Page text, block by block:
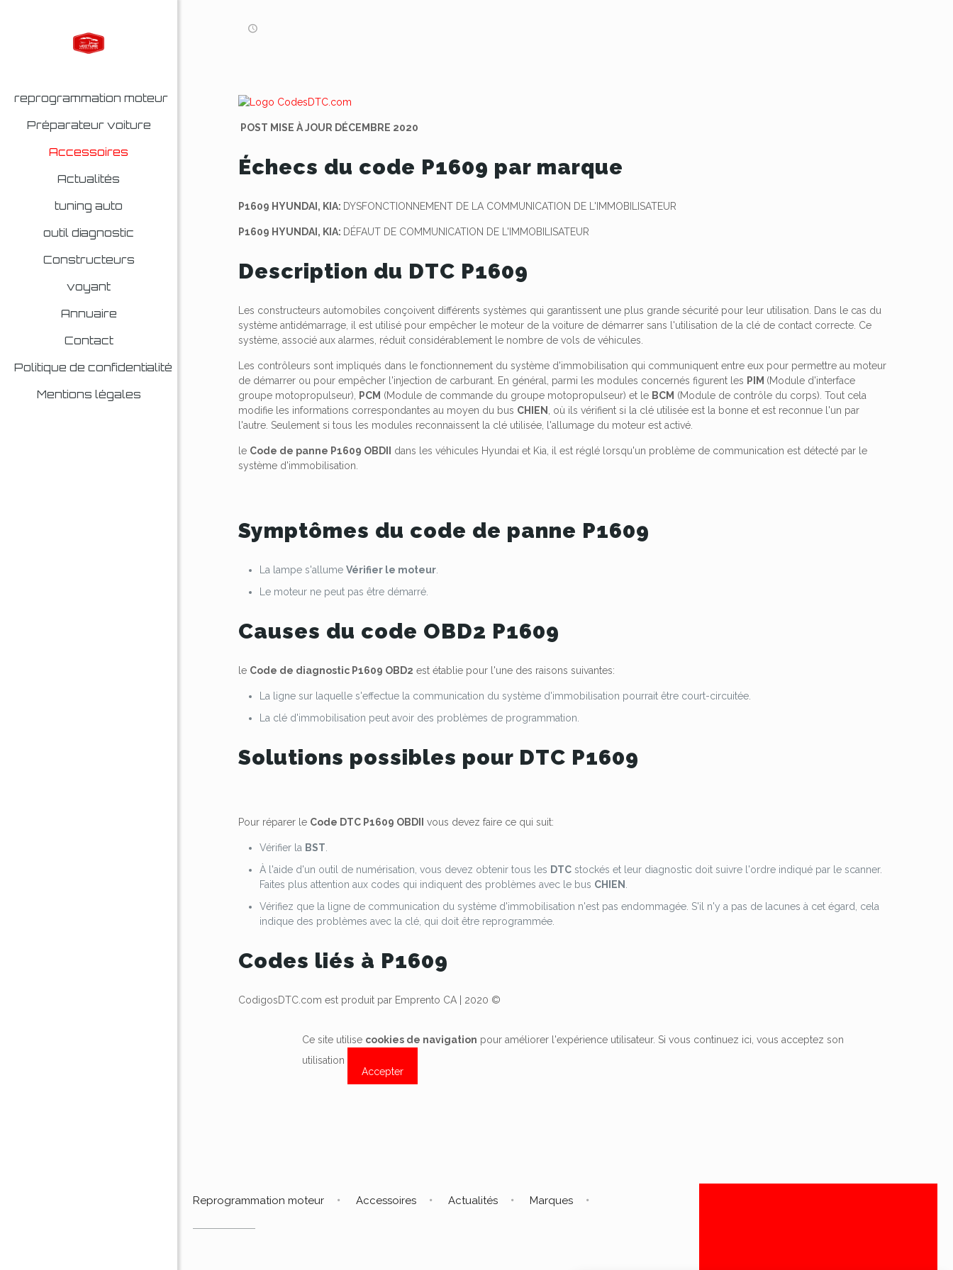
reprogrammation moteur
Préparateur voiture
Accessoires
Actualités
tuning auto
outil diagnostic
Constructeurs
voyant
Annuaire
Contact
Politique de confidentialité
Mentions légales
POST MISE À JOUR DÉCEMBRE 2020
Échecs du code P1609 par marque
P1609 HYUNDAI, KIA: DYSFONCTIONNEMENT DE LA COMMUNICATION DE L'IMMOBILISATEUR
P1609 HYUNDAI, KIA: DÉFAUT DE COMMUNICATION DE L'IMMOBILISATEUR
Description du DTC P1609
Les constructeurs automobiles conçoivent différents systèmes qui garantissent une plus grande sécurité pour leur utilisation. Dans le cas du
système antidémarrage, il est utilisé pour empêcher le moteur de la voiture de démarrer sans l'utilisation de la clé de contact correcte. Ce
système, associé aux alarmes, réduit considérablement le nombre de vols de véhicules.
Les contrôleurs sont impliqués dans le fonctionnement du système d'immobilisation qui communiquent entre eux pour permettre au moteur
de démarrer ou pour empêcher l'injection de carburant. En général, parmi les modules concernés figurent les PIM (Module d'interface
groupe motopropulseur),
PCM (Module de commande du groupe motopropulseur) et le BCM (Module de contrôle du corps). Tout cela
modifie les informations correspondantes au moyen du bus CHIEN
, où ils vérifient si la clé utilisée est la bonne et est reconnue l'un par
l'autre. Seulement si tous les modules reconnaissent la clé utilisée, l'allumage du moteur est activé.
le Code de panne P1609 OBDII
dans les véhicules Hyundai et Kia, il est réglé lorsqu'un problème de communication est détecté par le
système d'immobilisation.
Symptômes du code de panne P1609
La lampe s'allumeVérifier le moteur
Le moteur ne peut pas être démarré.
Causes du code OBD2 P1609
le Code de diagnostic P1609 OBD2 est établie pour l'une des raisons suivantes:
La ligne sur laquelle s'effectue la communication du système d'immobilisation pourrait être court-circuitée.
La clé d'immobilisation peut avoir des problèmes de programmation.
Solutions possibles pour DTC P1609
Pour réparer le Code DTC P1609 OBDII vous devez faire ce qui suit:
Vérifier la BST
À l'aide d'un outil de numérisation, vous devez obtenir tous les DTC stockés et leur diagnostic doit suivre l'ordre indiqué par le scanner.
Faites plus attention aux codes qui indiquent des problèmes avec le bus CHIEN
Vérifiez que la ligne de communication du système d'immobilisation n'est pas endommagée. S'il n'y a pas de lacunes à cet égard, cela
indique des problèmes avec la clé, qui doit être reprogrammée.
Codes liés à P1609
CodigosDTC.com est produit par Emprento CA | 2020 ©
Ce site utilise cookies de navigation pour améliorer l'expérience utilisateur. Si vous continuez ici, vous acceptez son
utilisation
Accepter
Reprogrammation moteur Accessoires Actualités Marques